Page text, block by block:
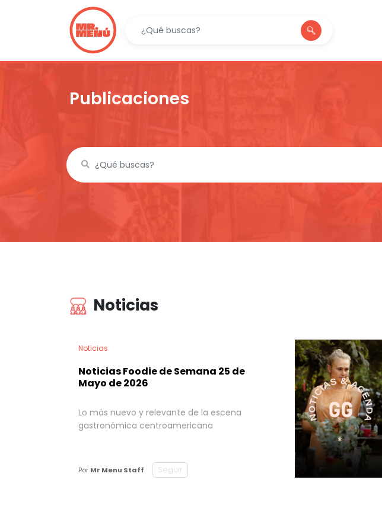
Publicaciones
Noticias
Noticias
Noticias Foodie de Semana 25 de
Mayo de 2026
Lo más nuevo y relevante de la escena
gastronómica centroamericana
Por Mr Menu Staff Seguir